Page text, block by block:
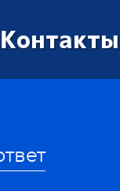
Контакты